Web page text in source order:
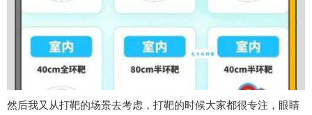
然后我又从打靶的场景去考虑，打靶的时候大家都很专注，眼睛